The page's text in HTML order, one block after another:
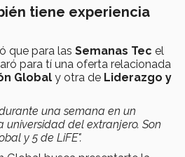
tiene experiencia
que para las Semanas Tec el
para tí una oferta relacionada
Global y otra de Liderazgo y
una semana en un
universidad del extranjero. Son
y 5 de LiFE".